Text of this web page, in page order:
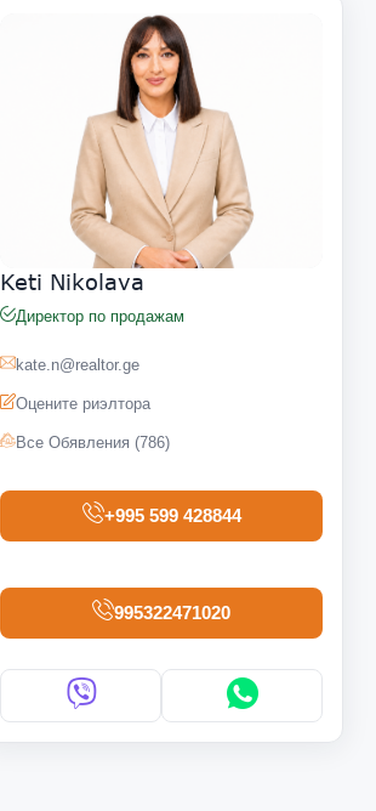
Keti Nikolava
Директор по продажам
kate.n@realtor.ge
Оцените риэлтора
Все Обявления (786)
+995 599 428844
995322471020